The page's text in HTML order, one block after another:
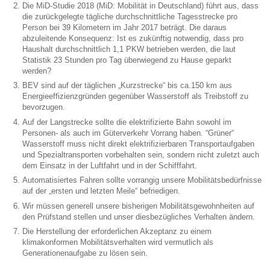
Die MiD-Studie 2018 (MiD: Mobilität in Deutschland) führt aus, dass
die zurückgelegte tägliche durchschnittliche Tagesstrecke pro
Person bei 39 Kilometern im Jahr 2017 beträgt. Die daraus
abzuleitende Konsequenz: Ist es zukünftig notwendig, dass pro
Haushalt durchschnittlich 1,1 PKW betrieben werden, die laut
Statistik 23 Stunden pro Tag überwiegend zu Hause geparkt
werden?
BEV sind auf der täglichen „Kurzstrecke“ bis ca.150 km aus
Energieeffizienzgründen gegenüber Wasserstoff als Treibstoff zu
bevorzugen.
Auf der Langstrecke sollte die elektrifizierte Bahn sowohl im
Personen- als auch im Güterverkehr Vorrang haben. “Grüner“
Wasserstoff muss nicht direkt elektrifizierbaren Transportaufgaben
und Spezialtransporten vorbehalten sein, sondern nicht zuletzt auch
dem Einsatz in der Luftfahrt und in der Schifffahrt.
Automatisiertes Fahren sollte vorrangig unsere Mobilitätsbedürfnisse
auf der „ersten und letzten Meile“ befriedigen.
Wir müssen generell unsere bisherigen Mobilitätsgewohnheiten auf
den Prüfstand stellen und unser diesbezügliches Verhalten ändern.
Die Herstellung der erforderlichen Akzeptanz zu einem
klimakonformen Mobilitätsverhalten wird vermutlich als
Generationenaufgabe zu lösen sein.